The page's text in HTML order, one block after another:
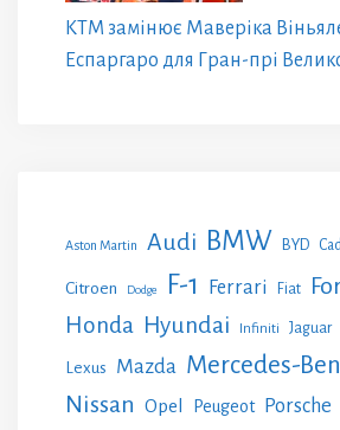
KTM замінює Маверіка
Еспаргаро для Гран-прі
Aston Martin Audi BMW BYD
Citroen Dodge F-1 Ferrari Fiat
Honda Hyundai Infiniti Jaguar
Lexus Mazda Mercedes-
Nissan Opel Peugeot Porsche